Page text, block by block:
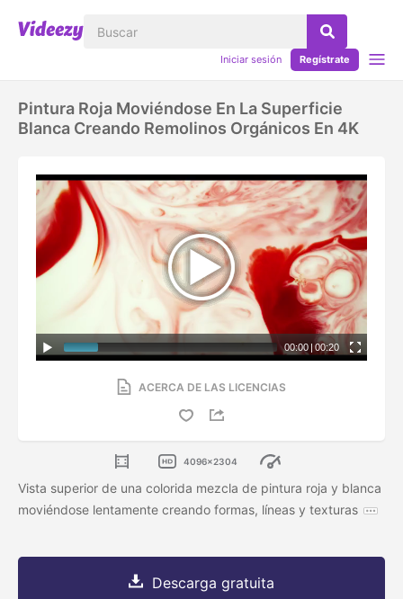
Iniciar sesión Regístrate
Pintura Roja Moviéndose En La Superficie
Blanca Creando Remolinos Orgánicos En 4K
00:00 | 00:20
ACERCA DE LAS LICENCIAS
4096x2304
Vista superior de una colorida mezcla de pintura roja y blanca
moviéndose lentamente creando formas, líneas y texturas
Descarga gratuita